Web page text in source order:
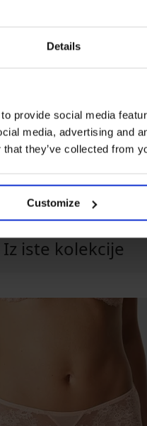
Details
provide social media
media, advertising and
they’ve collected from
Customize
I
Grudnjak
41,99 €
Iz iste kolekcije